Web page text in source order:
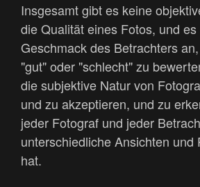
Insgesamt gibt es keine
die Qualität eines Fotos, und
Geschmack des Betrachters
"gut" oder "schlecht" zu
die subjektive Natur von
und zu akzeptieren, und zu
jeder Fotograf und jeder
unterschiedliche Ansichten und
hat.